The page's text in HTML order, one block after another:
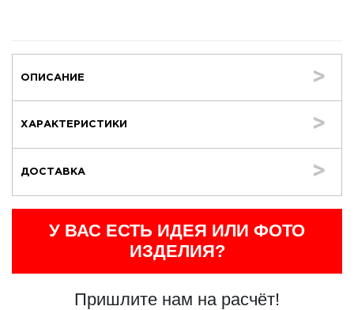
ОПИСАНИЕ
ХАРАКТЕРИСТИКИ
ДОСТАВКА
У ВАС ЕСТЬ ИДЕЯ ИЛИ ФОТО
ИЗДЕЛИЯ?
Пришлите нам на расчёт!